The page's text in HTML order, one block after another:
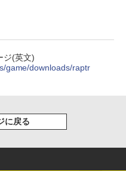
ードレス ENCノイズキャン
アリング Type-C充電 マイク
チ式音量調整 スポーツ/通勤/通
水ラベルレス 2L×9本
かんの麦茶 from 爽健美茶 ラ
本
ジ(英文)
game/downloads/raptr
に戻る